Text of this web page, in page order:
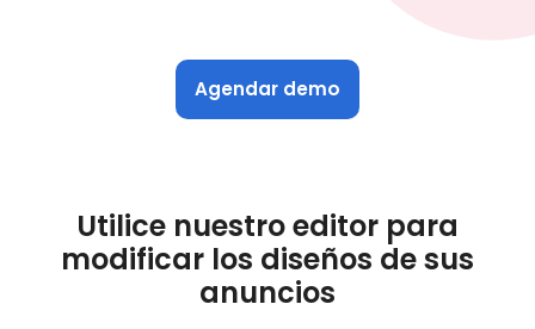
Agendar demo
Utilice nuestro editor para
modificar los diseños de sus
anuncios